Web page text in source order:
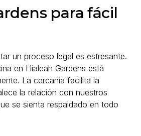
para fácil
un proceso legal es estresante.
en Hialeah Gardens está
La cercanía facilita la
la relación con nuestros
se sienta respaldado en todo